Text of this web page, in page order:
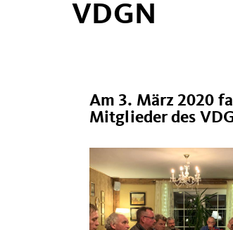
VDGN
Am 3. März 2020
Mitglieder des